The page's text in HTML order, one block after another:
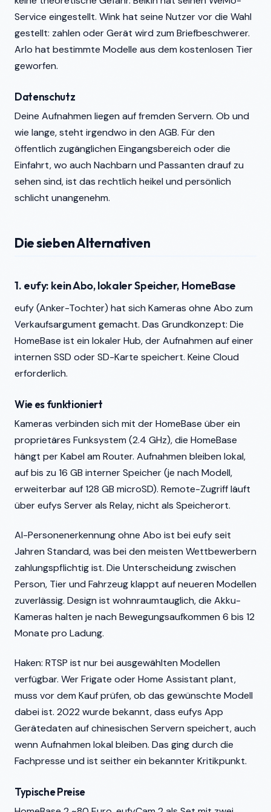
Service eingestellt. Wink hat seine Nutzer vor die Wahl
gestellt: zahlen oder Gerät wird zum Briefbeschwerer.
Arlo hat bestimmte Modelle aus dem kostenlosen Tier
geworfen.
Datenschutz
Deine Aufnahmen liegen auf fremden Servern. Ob und
wie lange, steht irgendwo in den AGB. Für den
öffentlich zugänglichen Eingangsbereich oder die
Einfahrt, wo auch Nachbarn und Passanten drauf zu
sehen sind, ist das rechtlich heikel und persönlich
schlicht unangenehm.
Die sieben Alternativen
1. eufy: kein Abo, lokaler Speicher, HomeBase
eufy (Anker-Tochter) hat sich Kameras ohne Abo zum
Verkaufsargument gemacht. Das Grundkonzept: Die
HomeBase ist ein lokaler Hub, der Aufnahmen auf einer
internen SSD oder SD-Karte speichert. Keine Cloud
erforderlich.
Wie es funktioniert
Kameras verbinden sich mit der HomeBase über ein
proprietäres Funksystem (2.4 GHz), die HomeBase
hängt per Kabel am Router. Aufnahmen bleiben lokal,
auf bis zu 16 GB interner Speicher (je nach Modell,
erweiterbar auf 128 GB microSD). Remote-Zugriff läuft
über eufys Server als Relay, nicht als Speicherort.
AI-Personenerkennung ohne Abo ist bei eufy seit
Jahren Standard, was bei den meisten Wettbewerbern
zahlungspflichtig ist. Die Unterscheidung zwischen
Person, Tier und Fahrzeug klappt auf neueren Modellen
zuverlässig. Design ist wohnraumtauglich, die Akku-
Kameras halten je nach Bewegungsaufkommen 6 bis 12
Monate pro Ladung.
Haken: RTSP ist nur bei ausgewählten Modellen
verfügbar. Wer Frigate oder Home Assistant plant,
muss vor dem Kauf prüfen, ob das gewünschte Modell
dabei ist. 2022 wurde bekannt, dass eufys App
Gerätedaten auf chinesischen Servern speichert, auch
wenn Aufnahmen lokal bleiben. Das ging durch die
Fachpresse und ist seither ein bekannter Kritikpunkt.
Typische Preise